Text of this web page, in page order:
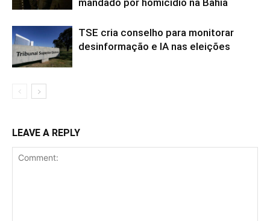
TSE cria conselho para monitorar
desinformação e IA nas eleições
LEAVE A REPLY